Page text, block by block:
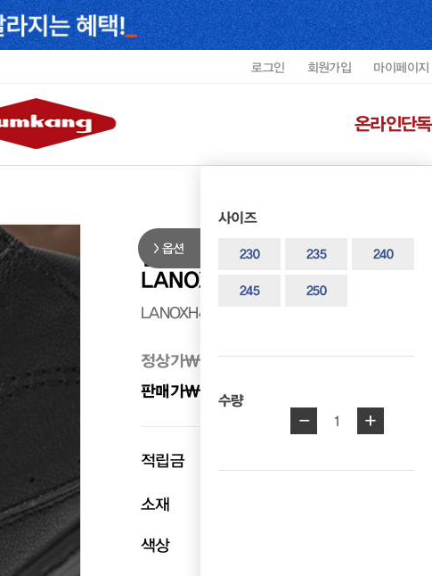
로그인 회원가입 마이페이지
온라인단독
옵션
사이즈
230 235 240
245 250
수량
- 1 +
랜드로바 여성 캐주얼 옥스포드
LANOXH4435WG1
LANOXH4435WG1
정상가₩ 278,000
판매가₩ 194,600
적립금
소재
색상